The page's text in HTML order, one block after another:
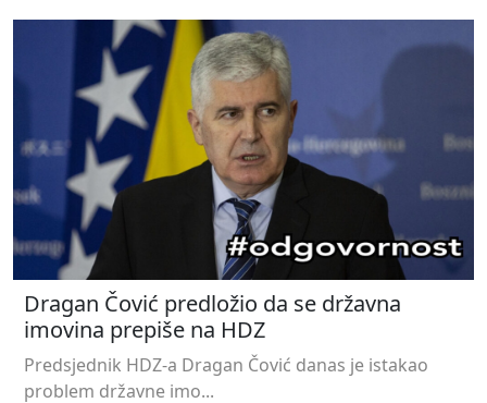
Dragan Čović predložio da se državna
imovina prepiše na HDZ
Predsjednik HDZ-a Dragan Čović danas je istakao
problem državne imo...